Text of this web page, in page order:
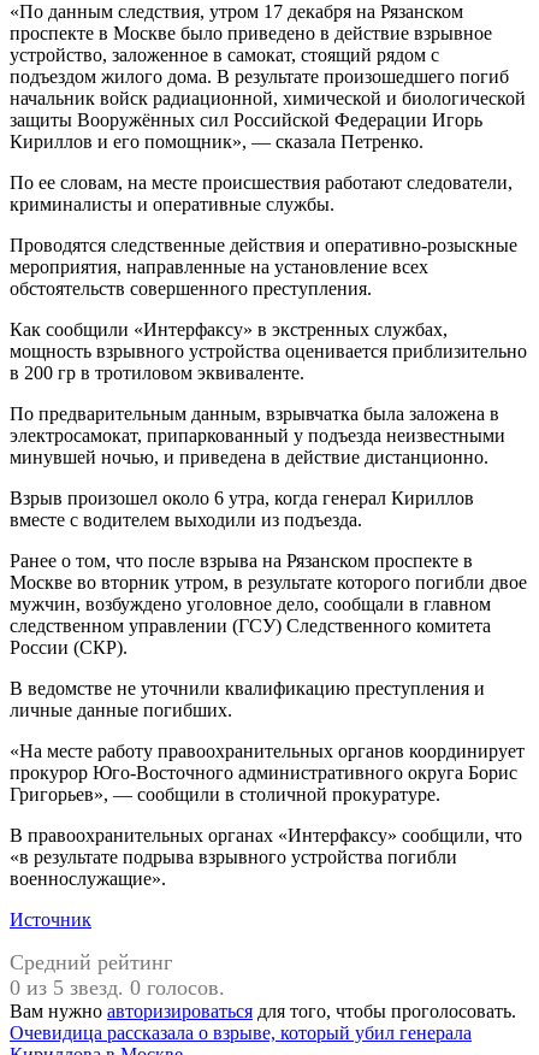
«По данным следствия, утром 17 декабря на Рязанском
проспекте в Москве было приведено в действие взрывное
устройство, заложенное в самокат, стоящий рядом с
подъездом жилого дома. В результате произошедшего погиб
начальник войск радиационной, химической и биологической
защиты Вооружённых сил Российской Федерации Игорь
Кириллов и его помощник», — сказала Петренко.
По ее словам, на месте происшествия работают следователи,
криминалисты и оперативные службы.
Проводятся следственные действия и оперативно-розыскные
мероприятия, направленные на установление всех
обстоятельств совершенного преступления.
Как сообщили «Интерфаксу» в экстренных службах,
мощность взрывного устройства оценивается приблизительно
в 200 гр в тротиловом эквиваленте.
По предварительным данным, взрывчатка была заложена в
электросамокат, припаркованный у подъезда неизвестными
минувшей ночью, и приведена в действие дистанционно.
Взрыв произошел около 6 утра, когда генерал Кириллов
вместе с водителем выходили из подъезда.
Ранее о том, что после взрыва на Рязанском проспекте в
Москве во вторник утром, в результате которого погибли двое
мужчин, возбуждено уголовное дело, сообщали в главном
следственном управлении (ГСУ) Следственного комитета
России (СКР).
В ведомстве не уточнили квалификацию преступления и
личные данные погибших.
«На месте работу правоохранительных органов координирует
прокурор Юго-Восточного административного округа Борис
Григорьев», — сообщили в столичной прокуратуре.
В правоохранительных органах «Интерфаксу» сообщили, что
«в результате подрыва взрывного устройства погибли
военнослужащие».
Источник
Средний рейтинг
0 из 5 звезд. 0 голосов.
Вам нужно авторизироваться для того, чтобы проголосовать.
Навигация
Предыдущая
Очевидица рассказала о взрыве, который убил генерала